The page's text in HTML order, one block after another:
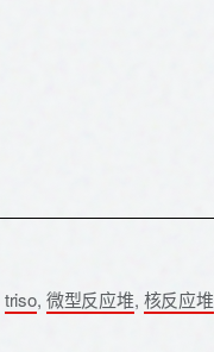
triso, 微型反应堆, 核反应堆